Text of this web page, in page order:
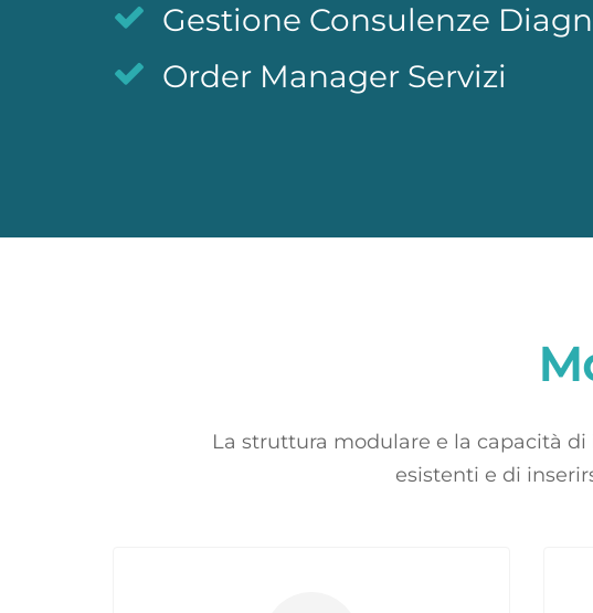
Gestione Consulenze
Order Manager Servizi
La struttura modulare e la capacità
esistenti e di